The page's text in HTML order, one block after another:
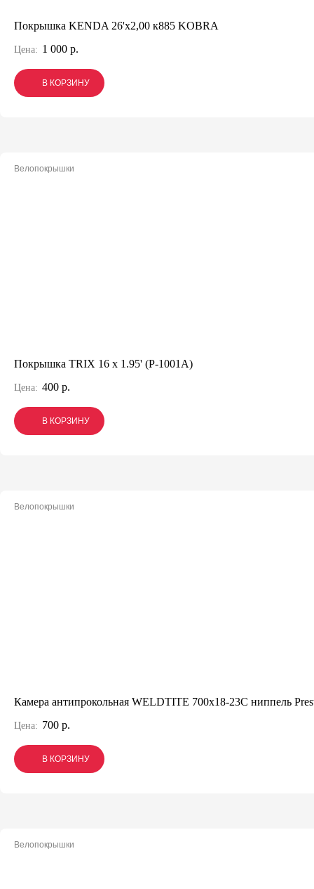
Покрышка KENDA 26'х2,00 к885 KOBRA
Цена: 1 000 р.
В КОРЗИНУ
В КОРЗИНУ
В КОРЗИНУ
Велопокрышки
Покрышка TRIX 16 x 1.95' (P-1001A)
Цена: 400 р.
В КОРЗИНУ
В КОРЗИНУ
В КОРЗИНУ
Велопокрышки
Камера антипрокольная WELDTITE 700x18-23C ниппель
Цена: 700 р.
В КОРЗИНУ
В КОРЗИНУ
В КОРЗИНУ
Велопокрышки